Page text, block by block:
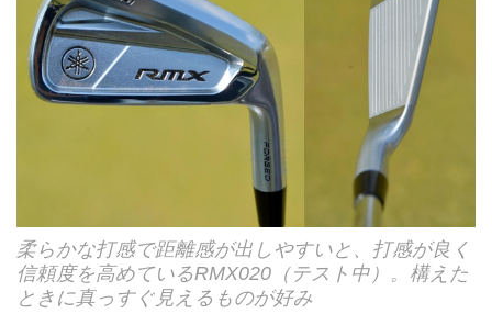
柔らかな打感で距離感が出しやすいと、打感が良く
信頼度を高めているRMX020（テスト中）。構えた
ときに真っすぐ見えるものが好み